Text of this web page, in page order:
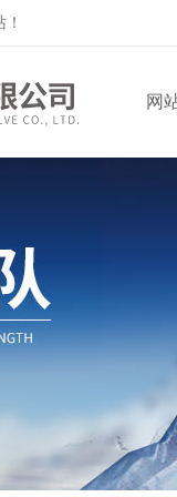
网